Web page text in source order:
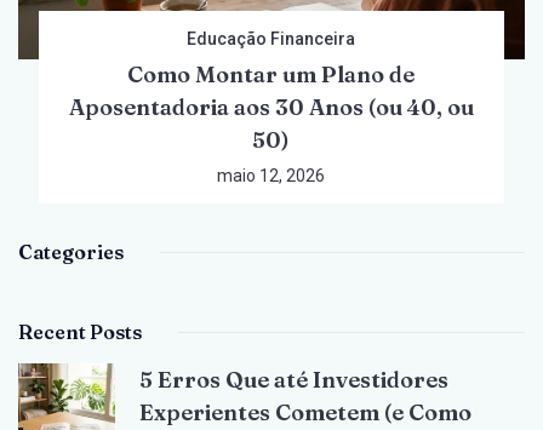
Educação Financeira
Como Montar um Plano de
Aposentadoria aos 30 Anos (ou 40, ou
50)
maio 12, 2026
Categories
Recent Posts
5 Erros Que até Investidores
Experientes Cometem (e Como